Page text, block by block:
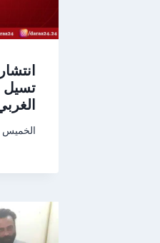
تسيل
الخميس 2021/09/30